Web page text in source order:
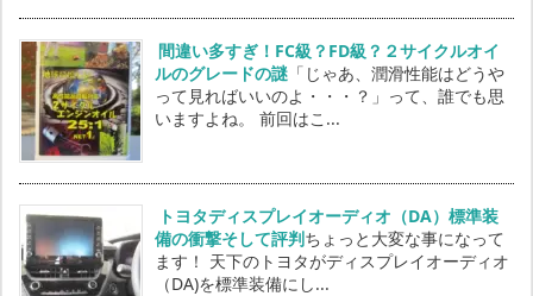
間違い多すぎ！FC級？FD級？２サイクルオイ
ルのグレードの謎 「じゃあ、潤滑性能はどうや
って見ればいいのよ・・・？」って、誰でも思
いますよね。 前回はこ...
トヨタディスプレイオーディオ（DA）標準装
備の衝撃そして評判ちょっと大変な事になって
ます！ 天下のトヨタがディスプレイオーディオ
（DA)を標準装備にし...